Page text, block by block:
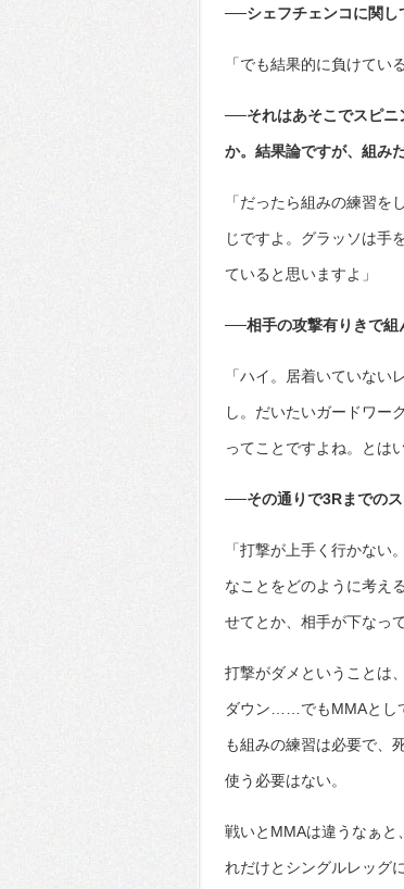
──シェフチェンコに関し
「でも結果的に負けてい
──それはあそこでスピニ
か。結果論ですが、組み
「だったら組みの練習
じですよ。グラッソは手
ていると思いますよ」
──相手の攻撃有りきで組
「ハイ。居着いていな
し。だいたいガードワー
ってことですよね。とは
──その通りで3Rまでのス
「打撃が上手く行かな
なことをどのように考え
せてとか、相手が下なっ
打撃がダメということは
ダウン……でもMMAとし
も組みの練習は必要で、
使う必要はない。
戦いとMMAは違うなぁと
れだけとシングルレッグ